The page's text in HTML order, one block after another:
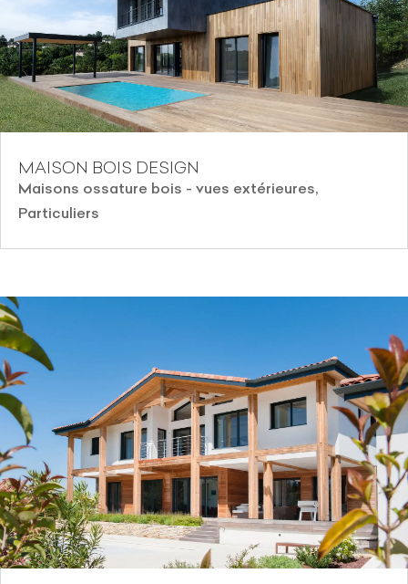
MAISON BOIS DESIGN
Maisons ossature bois - vues extérieures,
Particuliers